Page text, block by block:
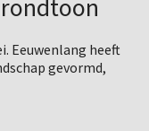
Eeuwenlang heeft
gevormd,